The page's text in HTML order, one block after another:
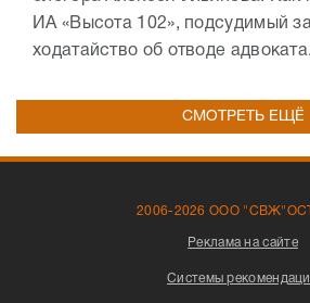
ИА «Высота 102», подсудимый
ходатайство об отводе
СМОТРЕТЬ ЕЩЁ
2006-2026 ООО
Реклама на сайте
Системы